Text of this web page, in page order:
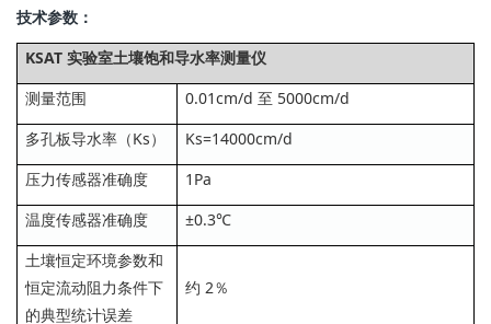
技术参数：
KSAT 实验室土壤饱和导水率测量仪
测量范围
0.01cm/d 至 5000cm/d
多孔板导水率（Ks）
Ks=14000cm/d
压力传感器准确度
1Pa
温度传感器准确度
±0.3℃
土壤恒定环境参数和
恒定流动阻力条件下
的典型统计误差
约 2％